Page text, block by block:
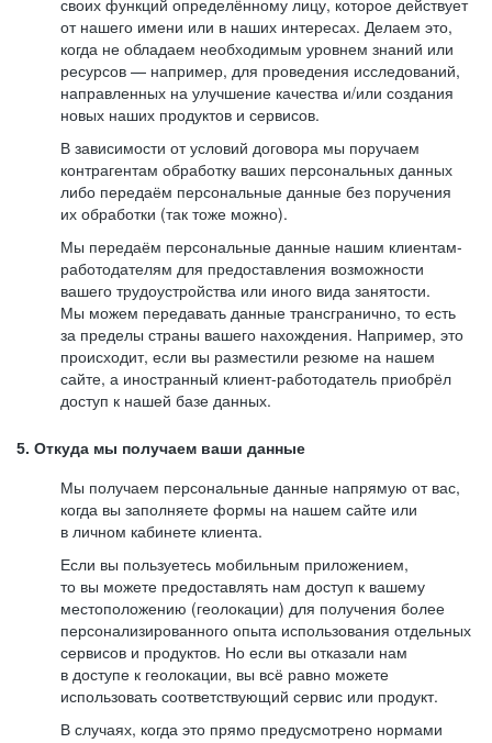
своих функций определённому лицу, которое действует
от нашего имени или в наших интересах. Делаем это,
когда не обладаем необходимым уровнем знаний или
ресурсов — например, для проведения исследований,
направленных на улучшение качества и/или создания
новых наших продуктов и сервисов.
В зависимости от условий договора мы поручаем
контрагентам обработку ваших персональных данных
либо передаём персональные данные без поручения
их обработки (так тоже можно).
Мы передаём персональные данные нашим клиентам-
работодателям для предоставления возможности
вашего трудоустройства или иного вида занятости.
Мы можем передавать данные трансгранично, то есть
за пределы страны вашего нахождения. Например, это
происходит, если вы разместили резюме на нашем
сайте, а иностранный клиент-работодатель приобрёл
доступ к нашей базе данных.
5. Откуда мы получаем ваши данные
Мы получаем персональные данные напрямую от вас,
когда вы заполняете формы на нашем сайте или
в личном кабинете клиента.
Если вы пользуетесь мобильным приложением,
то вы можете предоставлять нам доступ к вашему
местоположению (геолокации) для получения более
персонализированного опыта использования отдельных
сервисов и продуктов. Но если вы отказали нам
в доступе к геолокации, вы всё равно можете
использовать соответствующий сервис или продукт.
В случаях, когда это прямо предусмотрено нормами